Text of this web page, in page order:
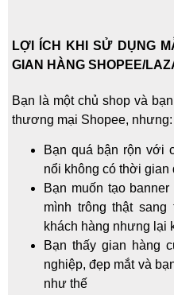
LỢI ÍCH KHI SỬ DỤNG
GIAN HÀNG SHOPEE/
Bạn là một chủ shop và
thương mại Shopee, nhưng:
Bạn quá bận rộn với
nổi không có thời gian
Bạn muốn tạo
mình trông thật
khách hàng nhưng lại
Bạn thấy gian hàng
nghiệp, đẹp mắt và
như thế